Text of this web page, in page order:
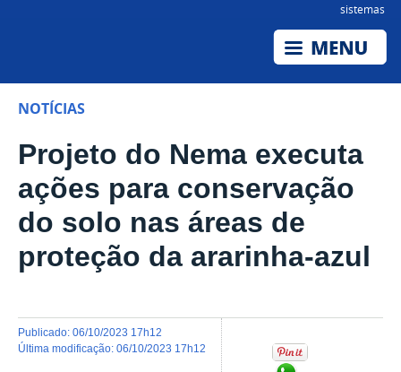
sistemas
NOTÍCIAS
Projeto do Nema executa
ações para conservação
do solo nas áreas de
proteção da ararinha-azul
publicado: 06/10/2023 17h12
última modificação: 06/10/2023 17h12